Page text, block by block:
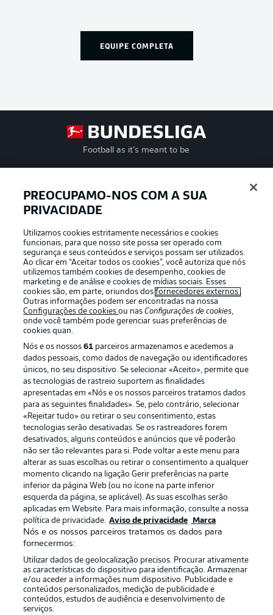
EQUIPE COMPLETA
Football as it’s meant to be
APLICATIVO DA BUNDESLIGA
Oferecido por
Publicidade Avisos legais
Gerir preferências Aviso de privacidade
Emissoras
Trabalhe conosco Marca
Contato Jogadores
PREOCUPAMO-NOS COM A SUA
PRIVACIDADE
Utilizamos cookies estritamente necessários e cookies
funcionais, para que nosso site possa ser operado com
segurança e seus conteúdos e serviços possam ser utilizados.
Ao clicar em “Aceitar todos os cookies”, você autoriza que nós
utilizemos também cookies de desempenho, cookies de
marketing e de análise e cookies de mídias sociais. Esses
cookies são, em parte, oriundos dosfornecedores externos .
Outras informações podem ser encontradas na nossa
Configurações de cookiesou nasConfigurações de cookies,
onde você também pode gerenciar suas preferências de
cookies quan.
Nós e os nossos61 parceiros armazenamos e acedemos a
dados pessoais, como dados de navegação ou identificadores
únicos, no seu dispositivo. Se selecionar «Aceito», permite que
as tecnologias de rastreio suportem as finalidades
apresentadas em «Nós e os nossos parceiros tratamos dados
para as seguintes finalidades». Se, pelo contrário, selecionar
«Rejeitar tudo» ou retirar o seu consentimento, estas
tecnologias serão desativadas. Se os rastreadores forem
desativados, alguns conteúdos e anúncios que vê poderão
não ser tão relevantes para si. Pode voltar a este menu para
alterar as suas escolhas ou retirar o consentimento a qualquer
momento clicando na ligação Gerir preferências na parte
inferior da página Web (ou no ícone na parte inferior
esquerda da página, se aplicável). As suas escolhas serão
aplicadas em Website. Para mais informação, consulte a nossa
política de privacidade. Aviso de privacidade Marca
Nós e os nossos parceiros tratamos os dados para
fornecermos:
Utilizar dados de geolocalização precisos. Procurar ativamente
as características do dispositivo para identificação. Armazenar
e/ou aceder a informações num dispositivo. Publicidade e
conteúdos personalizados, medição de publicidade e
conteúdos, estudos de audiência e desenvolvimento de
serviços.